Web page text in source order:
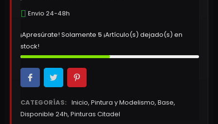
Envio 24-48h
¡Apresúrate! Solamente 5 ¡Artículo(s) dejado(s) en
stock!
CATEGORÍAS: Inicio, Pintura y Modelismo, Base,
Disponible 24h, Pinturas Citadel